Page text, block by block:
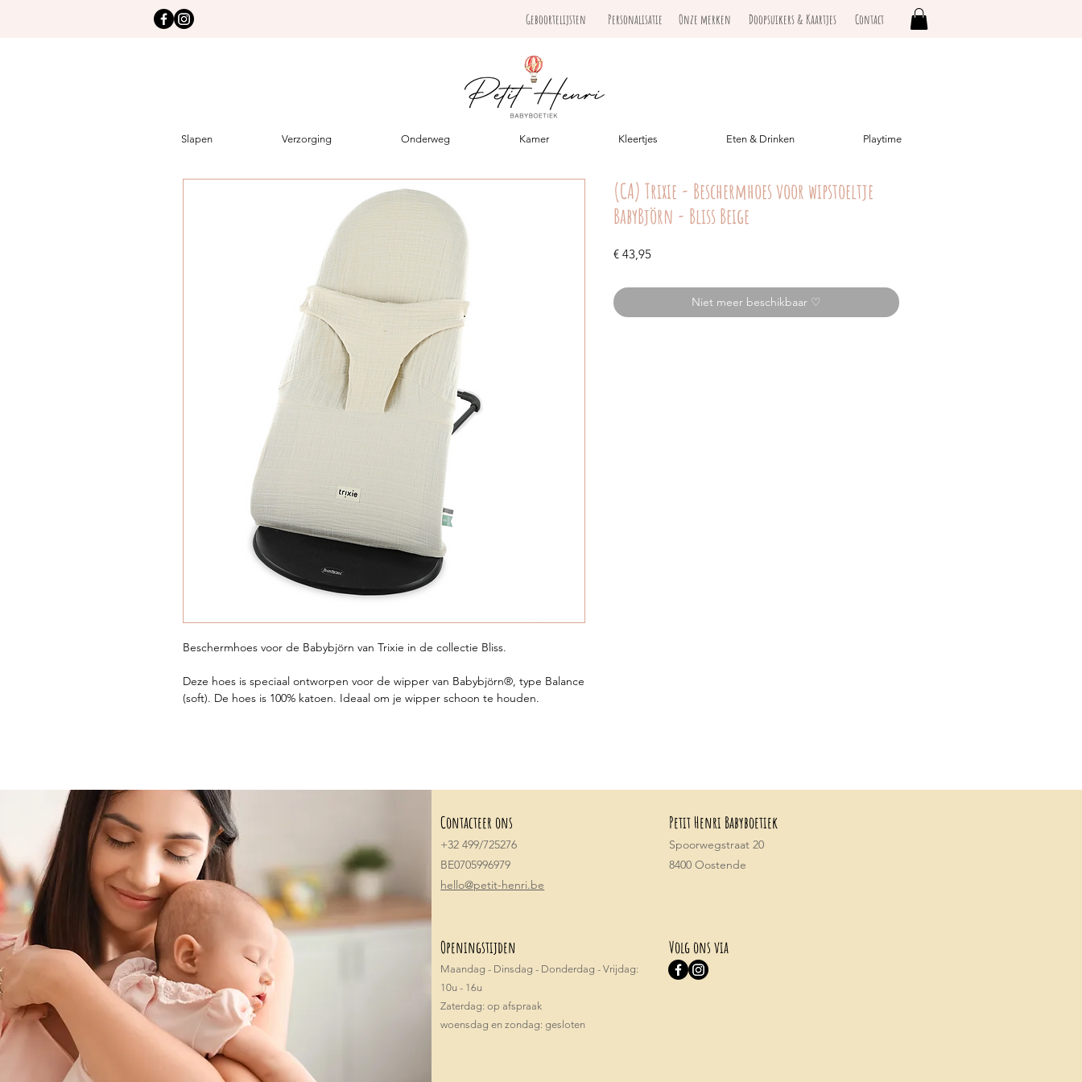
Geboortelijsten Doopsuikers & Kaartjes Contact
Onze merken
Personalisatie
Slapen Verzorging Onderweg Kamer Kleertjes Eten & Drinken Playtime
Beschermhoes voor de Babybjörn van Trixie in de collectie Bliss.
Deze hoes is speciaal ontworpen voor de wipper van Babybjörn®, type Balance
(soft). De hoes is 100% katoen. Ideaal om je wipper schoon te houden.
(CA) Trixie - Beschermhoes voor wipstoeltje
BabyBjörn - Bliss Beige
€ 43,95Prijs
Niet meer beschikbaar ♡
Contacteer ons
+32 499/725276
BE0705996979
hello@petit-henri.be
Petit Henri Babyboetiek
Spoorwegstraat 20
8400 Oostende
Openingstijden
Maandag - Dinsdag - Donderdag - Vrijdag:
10u - 16u
​​Zaterdag: op afspraak
woensdag en zondag: gesloten
Volg ons via